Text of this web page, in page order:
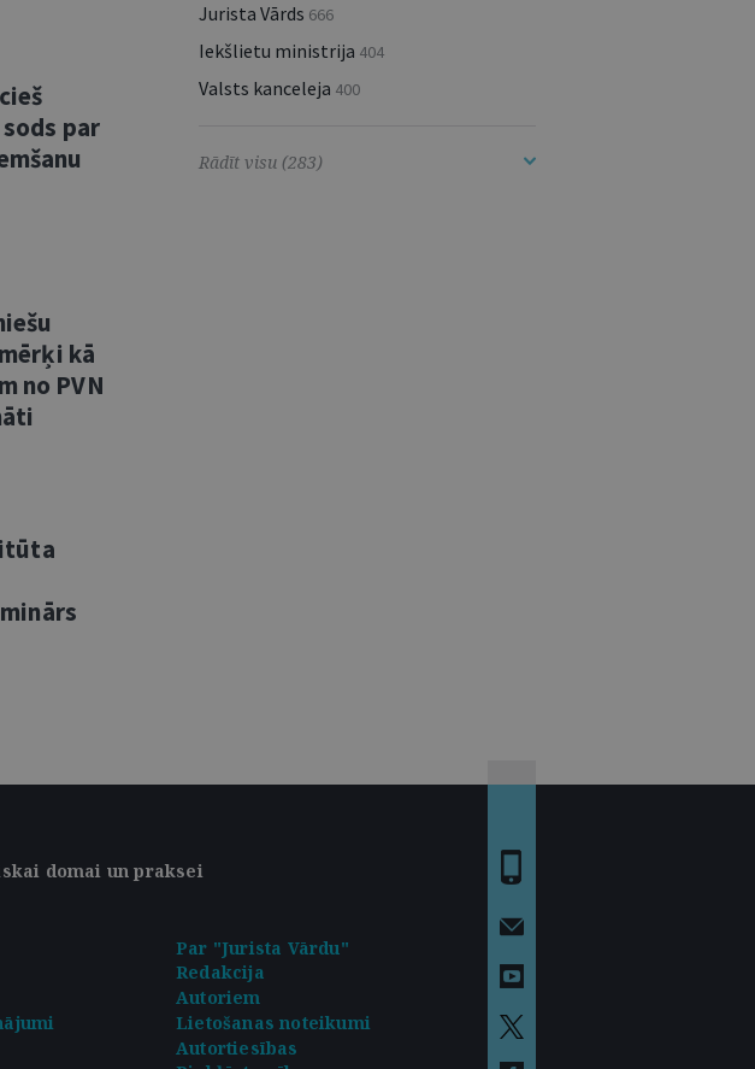
par
kā
no PVN
Jurista Vārds 666
Iekšlietu ministrija 404
Valsts kanceleja 400
Rādīt visu (283)
domai un praksei
Par "Jurista Vārdu"
Redakcija
Autoriem
Lietošanas noteikumi
Autortiesības